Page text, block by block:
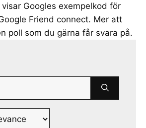
Googles exempelkod för
Friend connect. Mer att
poll som du gärna får svara på.